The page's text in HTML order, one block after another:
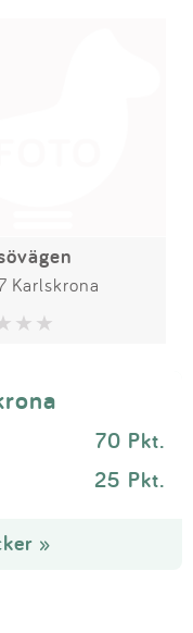
Karlskrona
70 Pkt.
25 Pkt.
»